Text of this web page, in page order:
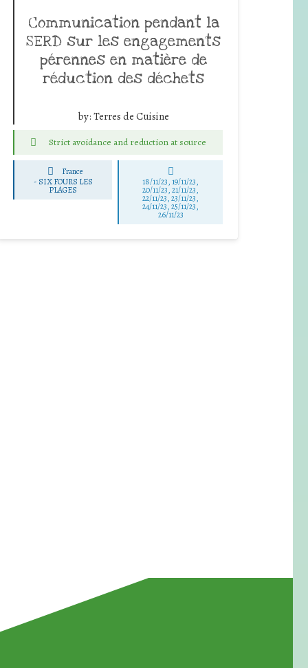
Communication pendant la
SERD sur les engagements
pérennes en matière de
réduction des déchets
by: Terres de Cuisine
Strict avoidance and reduction at source
France
- SIX FOURS LES
PLAGES
18/11/23, 19/11/23,
20/11/23, 21/11/23,
22/11/23, 23/11/23,
24/11/23, 25/11/23,
26/11/23